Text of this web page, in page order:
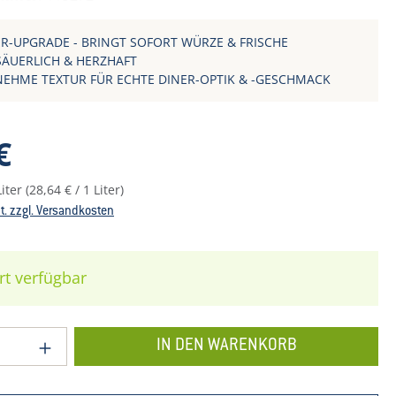
UPGRADE - BRINGT SOFORT WÜRZE & FRISCHE
& HERZHAFT
TEXTUR FÜR ECHTE DINER-OPTIK & -GESCHMACK
(28,64 € / 1 Liter)
zzgl. Versandkosten
verfügbar
Anzahl: Gib den gewünschten Wert
IN DEN WARENKORB